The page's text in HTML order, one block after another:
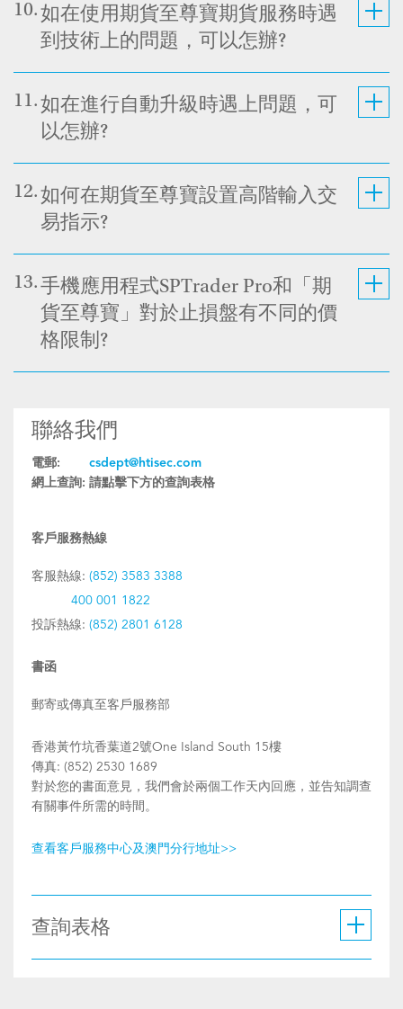
10.如在使用期貨至尊寶期貨服務時遇
到技術上的問題，可以怎辦?
11.如在進行自動升級時遇上問題，可
以怎辦?
12.如何在期貨至尊寶設置高階輸入交
易指示?
13.手機應用程式SPTrader Pro和「期
貨至尊寶」對於止損盤有不同的價
格限制?
聯絡我們
電郵:
csdept@htisec.com
網上查詢: 請點擊下方的查詢表格
客戶服務熱線
客服熱線: (852) 3583 3388
400 001 1822
投訴熱線: (852) 2801 6128
書函
郵寄或傳真至客戶服務部
香港黃竹坑香葉道2號One Island South 15樓
傳真: (852) 2530 1689
對於您的書面意見，我們會於兩個工作天內回應，並告知調查
有關事件所需的時間。
查看客戶服務中心及澳門分行地址>>
查詢表格